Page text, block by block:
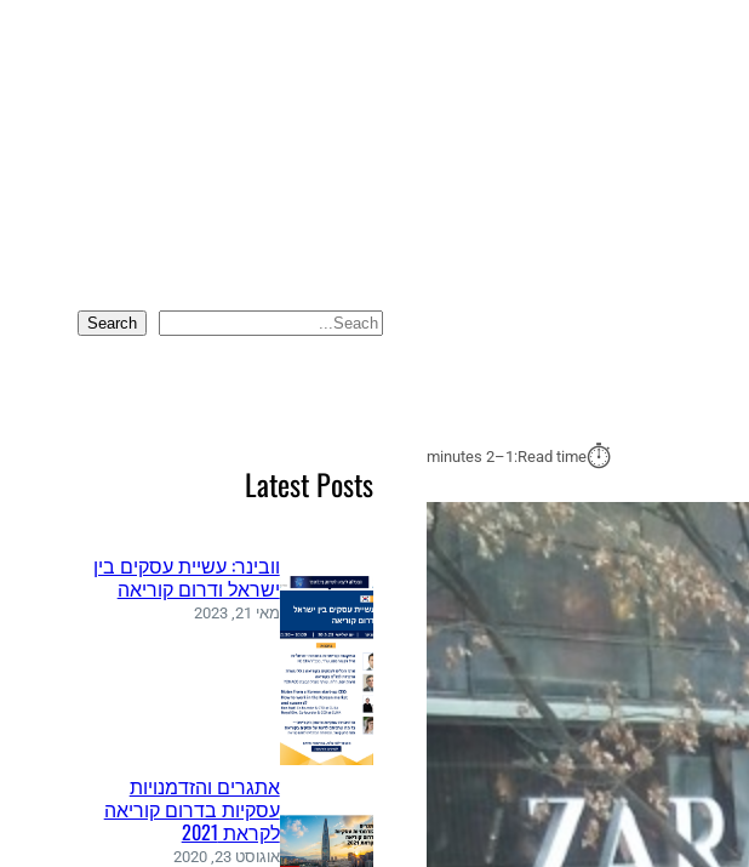
⏱︎
Read time:
1–2 minutes
S
Search
Latest Posts
וובינר: עשיית עסקים בין
ישראל ודרום קוריאה
מאי 21, 2023
אתגרים והזדמנויות
עסקיות בדרום קוריאה
לקראת 2021
אוגוסט 23, 2020